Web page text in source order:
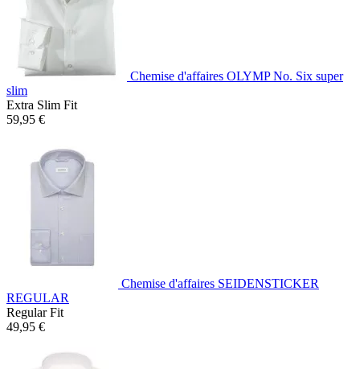
Chemise d'affaires OLYMP No. Six super
slim
Extra Slim Fit
59,95 €
Chemise d'affaires SEIDENSTICKER
REGULAR
Regular Fit
49,95 €